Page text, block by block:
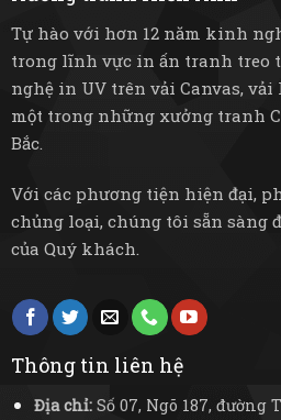
Tự hào với hơn 12 năm kinh
trong lĩnh vực in ấn tranh treo
nghệ in UV trên vải Canvas,
một trong những xưởng tranh
Bắc.
Với các phương tiện hiện đại,
chủng loại, chúng tôi sẵn sàng
của Quý khách.
Thông tin liên hệ
Địa chỉ:Số 07, Ngõ 187,